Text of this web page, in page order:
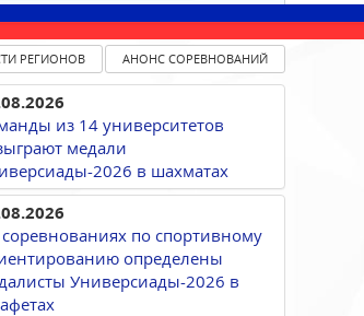
РЕГИОНОВ АНОНС СОРЕВНОВАНИЙ
из 14 университетов
медали
2026 в шахматах
по спортивному
определены
Универсиады-2026 в